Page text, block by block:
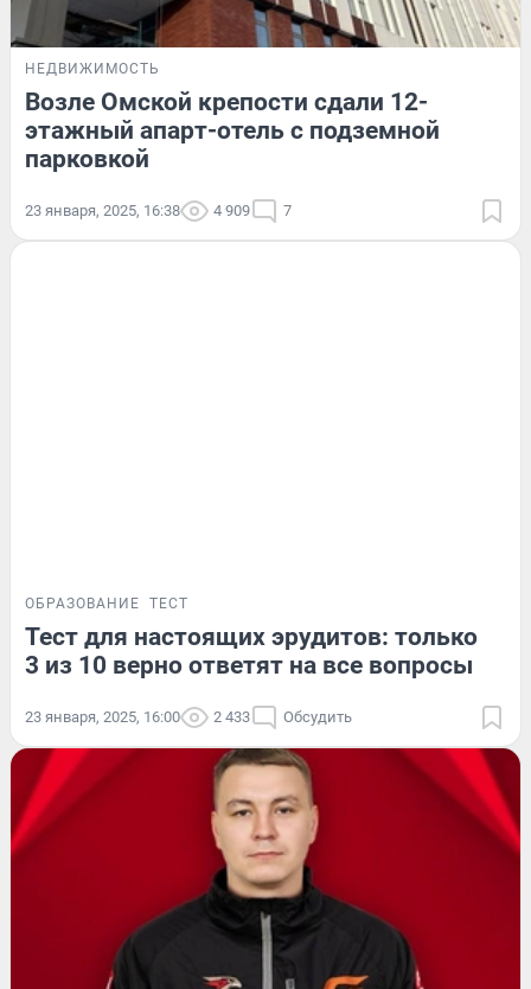
НЕДВИЖИМОСТЬ
Возле Омской крепости сдали 12-
этажный апарт-отель с подземной
парковкой
23 января, 2025, 16:38 4 909 7
ОБРАЗОВАНИЕ ТЕСТ
Тест для настоящих эрудитов: только
3 из 10 верно ответят на все вопросы
23 января, 2025, 16:00 2 433 Обсудить